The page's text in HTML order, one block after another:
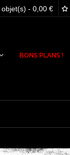
objet(s) - 0,00 €
BONS PLANS !